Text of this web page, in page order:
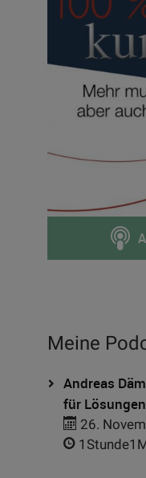
Meine
Andreas
für Lösungen
26.